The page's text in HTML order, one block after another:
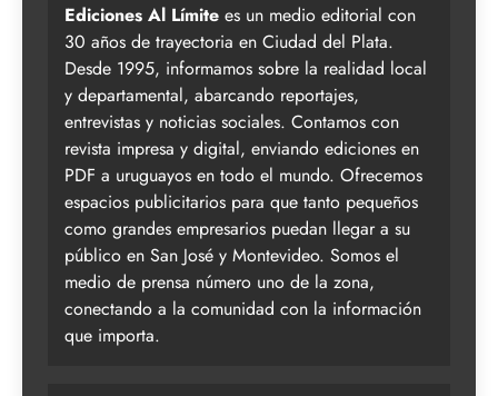
Ediciones Al Límite es un medio editorial con
30 años de trayectoria en Ciudad del Plata.
Desde 1995, informamos sobre la realidad local
y departamental, abarcando reportajes,
entrevistas y noticias sociales. Contamos con
revista impresa y digital, enviando ediciones en
PDF a uruguayos en todo el mundo. Ofrecemos
espacios publicitarios para que tanto pequeños
como grandes empresarios puedan llegar a su
público en San José y Montevideo. Somos el
medio de prensa número uno de la zona,
conectando a la comunidad con la información
que importa.